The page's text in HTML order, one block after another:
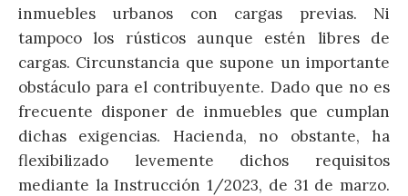
inmuebles urbanos con cargas previas. Ni
tampoco los rústicos aunque estén libres de
cargas. Circunstancia que supone un importante
obstáculo para el contribuyente. Dado que no es
frecuente disponer de inmuebles que cumplan
dichas exigencias. Hacienda, no obstante, ha
flexibilizado levemente dichos requisitos
mediante la Instrucción 1/2023, de 31 de marzo.